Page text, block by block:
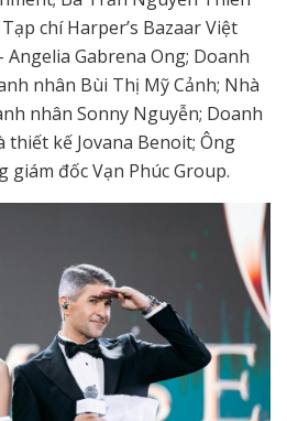
chí Harper’s Bazaar Việt
Angelia Gabrena Ong; Doanh
nhân Bùi Thị Mỹ Cảnh; Nhà
nhân Sonny Nguyễn; Doanh
kế Jovana Benoit; Ông
giám đốc Vạn Phúc Group.